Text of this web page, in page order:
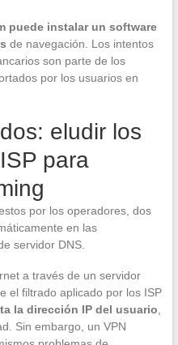
puede instalar un software
de navegación. Los intentos
son parte de los
por los usuarios en
eludir los
para
por los operadores, dos
en las
servidor DNS.
a través de un servidor
el filtrado aplicado por los ISP
la dirección IP del usuario
Sin embargo, un VPN